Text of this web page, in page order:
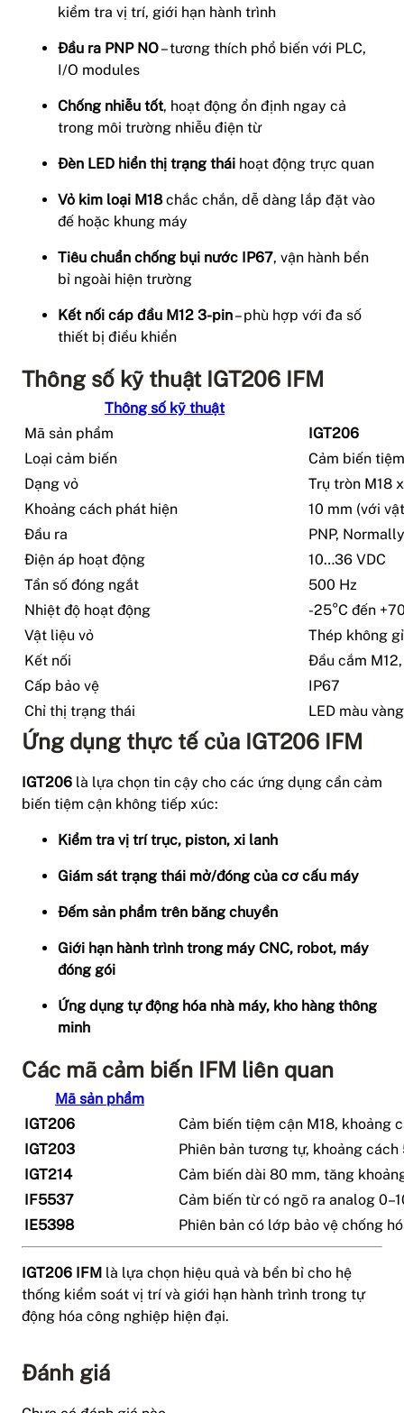
kiểm tra vị trí, giới hạn hành trình
Đầu ra PNP NO– tương thích phổ biến với PLC,
I/O modules
Chống nhiễu tốt, hoạt động ổn định ngay cả
trong môi trường nhiễu điện từ
Đèn LED hiển thị trạng thái hoạt động trực quan
Vỏ kim loại M18chắc chắn, dễ dàng lắp đặt vào
đế hoặc khung máy
Tiêu chuẩn chống bụi nước IP67, vận hành bền
bỉ ngoài hiện trường
Kết nối cáp đầu M12 3-pin– phù hợp với đa số
thiết bị điều khiển
Thông số kỹ thuật IGT206 IFM
Thông số kỹ thuật
Mã sản phẩm
IGT206
Loại cảm biến
Cảm biến
Dạng vỏ
Trụ tròn M18
Khoảng cách phát hiện
10 mm (với
Đầu ra
PNP,
Điện áp hoạt động
10…36 VDC
Tần số đóng ngắt
500 Hz
Nhiệt độ hoạt động
-25°C đến
Vật liệu vỏ
Thép không gỉ
Kết nối
Đầu cắm
Cấp bảo vệ
IP67
Chỉ thị trạng thái
LED màu
Ứng dụng thực tế của IGT206 IFM
IGT206 là lựa chọn tin cậy cho các ứng dụng cần cảm
biến tiệm cận không tiếp xúc:
Kiểm tra vị trí trục, piston, xi lanh
Giám sát trạng thái mở/đóng của cơ cấu máy
Đếm sản phẩm trên băng chuyền
Giới hạn hành trình trong máy CNC, robot, máy
đóng gói
Ứng dụng tự động hóa nhà máy, kho hàng thông
minh
Các mã cảm biến IFM liên quan
Mã sản phẩm
IGT206
Cảm biến tiệm cận M18, khoảng
IGT203
Phiên bản tương tự, khoảng cách
IGT214
Cảm biến dài 80 mm, tăng
IF5537
Cảm biến từ có ngõ ra analog
IE5398
Phiên bản có lớp bảo vệ chống
IGT206 IFM là lựa chọn hiệu quả và bền bỉ cho hệ
thống kiểm soát vị trí và giới hạn hành trình trong tự
động hóa công nghiệp hiện đại.
Đánh giá